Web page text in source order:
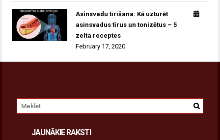
Asinsvadu tīrīšana: Kā uzturēt
asinsvadus tīrus un tonizētus – 5
zelta receptes
February 17, 2020
JAUNĀKIE RAKSTI